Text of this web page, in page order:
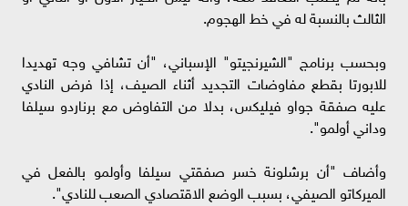
الثالث بالنسبة له في خط الهجوم.
وبحسب برنامج "الشيرنجيتو" الإسباني، "أن تشافي وجه تهديدا
للابورتا بقطع مفاوضات التجديد أثناء الصيف، إذا فرض النادي
عليه صفقة جواو فيليكس، بدلا من التفاوض مع برناردو سيلفا
وداني أولمو".
وأضاف "أن برشلونة خسر صفقتي سيلفا وأولمو بالفعل في
الميركاتو الصيفي، بسبب الوضع الاقتصادي الصعب للنادي".